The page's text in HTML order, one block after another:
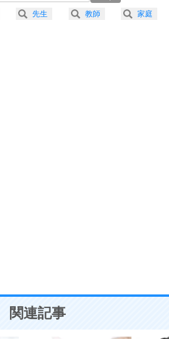
プラス思考
が大切。
1分43秒）
1分26秒）
先生 教師 家庭
関連記事